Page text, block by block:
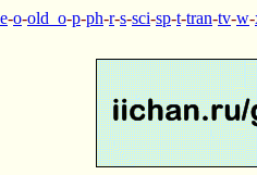
-o-old_o-p-ph-r-s-sci-sp-t-tran-tv-w-